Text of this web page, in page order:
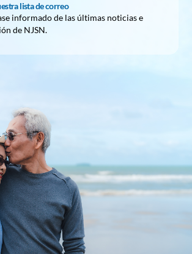
lista de correo
informado de las últimas noticias e
de NJSN.